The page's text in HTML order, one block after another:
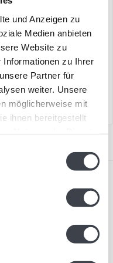
und Anzeigen zu
Medien anbieten
Website zu
Informationen zu Ihrer
Partner für
weiter. Unsere
möglicherweise mit
ihnen bereitgestellt
Face“ – Mats
Face“ ist ein
Glaskunstobjekt mit zwei
in k..
€249,00
erhalten Sie einen